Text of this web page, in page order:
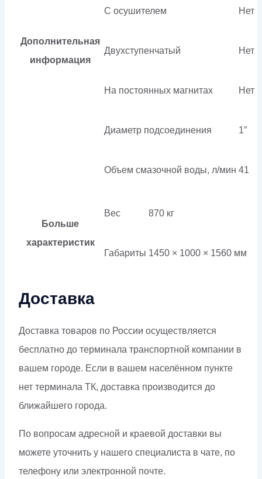
Дополнительная
информация
С осушителем Нет
Двухступенчатый Нет
На постоянных магнитах Нет
Диаметр подсоединения 1″
Объем смазочной воды, л/мин 41
Больше
характеристик
Вес 870 кг
Габариты 1450 × 1000 × 1560 мм
Доставка
Доставка товаров по России осуществляется
бесплатно до терминала транспортной компании в
вашем городе. Если в вашем населённом пункте
нет терминала ТК, доставка производится до
ближайшего города.
По вопросам адресной и краевой доставки вы
можете уточнить у нашего специалиста в чате, по
телефону или электронной почте.